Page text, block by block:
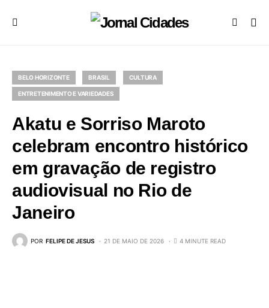
BELO HORIZONTE BRASIL CULTURA
ENTRETENIMENTO E VARIEDADES
Akatu e Sorriso Maroto
celebram encontro histórico
em gravação de registro
audiovisual no Rio de
Janeiro
POR FELIPE DE JESUS 21 DE MAIO DE 2026 4 MINUTE READ